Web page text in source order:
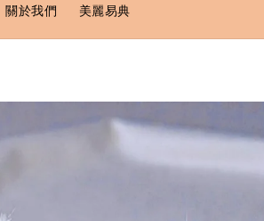
關於我們 美麗易典